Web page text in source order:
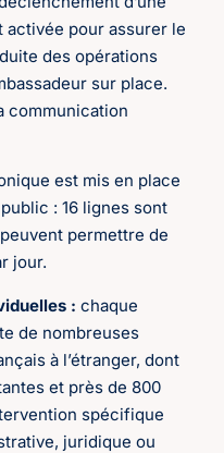
pour assurer le
des opérations
sur place.
communication
est mis en place
: 16 lignes sont
permettre de
jour.
: chaque
de nombreuses
à l’étranger, dont
et près de 800
spécifique
juridique ou